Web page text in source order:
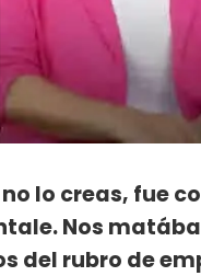
lo creas, fue
Nos
del rubro de